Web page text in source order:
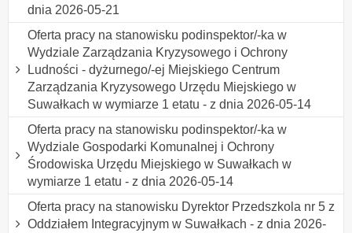
dnia 2026-05-21
Oferta pracy na stanowisku podinspektor/-ka w
Wydziale Zarządzania Kryzysowego i Ochrony
Ludności - dyżurnego/-ej Miejskiego Centrum
Zarządzania Kryzysowego Urzędu Miejskiego w
Suwałkach w wymiarze 1 etatu - z dnia 2026-05-14
Oferta pracy na stanowisku podinspektor/-ka w
Wydziale Gospodarki Komunalnej i Ochrony
Środowiska Urzędu Miejskiego w Suwałkach w
wymiarze 1 etatu - z dnia 2026-05-14
Oferta pracy na stanowisku Dyrektor Przedszkola nr 5 z
Oddziałem Integracyjnym w Suwałkach - z dnia 2026-